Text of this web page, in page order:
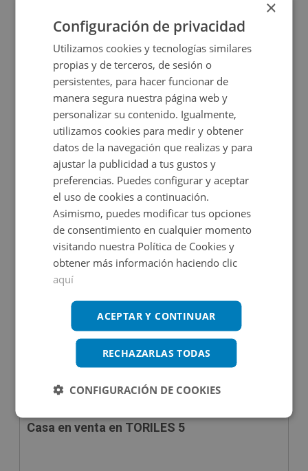
Baños
Casa en venta en CL SALAS POMBO, 7
Impuestos no incluidos
64.500€
355m2 4Hab.
Casa en venta en TORILES 5
×
Configuración de privacidad
Utilizamos cookies y tecnologías similares
propias y de terceros, de sesión o
persistentes, para hacer funcionar de
manera segura nuestra página web y
personalizar su contenido. Igualmente,
utilizamos cookies para medir y obtener
datos de la navegación que realizas y para
ajustar la publicidad a tus gustos y
preferencias. Puedes configurar y aceptar
el uso de cookies a continuación.
Asimismo, puedes modificar tus opciones
de consentimiento en cualquier momento
visitando nuestra Política de Cookies y
obtener más información haciendo clic
aquí
ACEPTAR Y CONTINUAR
RECHAZARLAS TODAS
CONFIGURACIÓN DE COOKIES